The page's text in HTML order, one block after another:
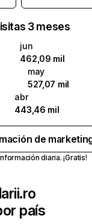
3 meses
jun
462,09 mil
may
527,07 mil
abr
443,46 mil
de
diaria. ¡Gratis!
país